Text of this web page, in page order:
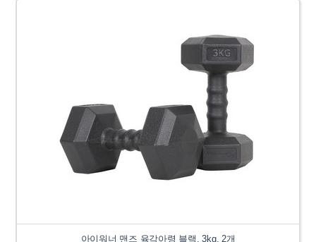
아이워너 맨즈 육각아령 블랙, 3kg, 2개